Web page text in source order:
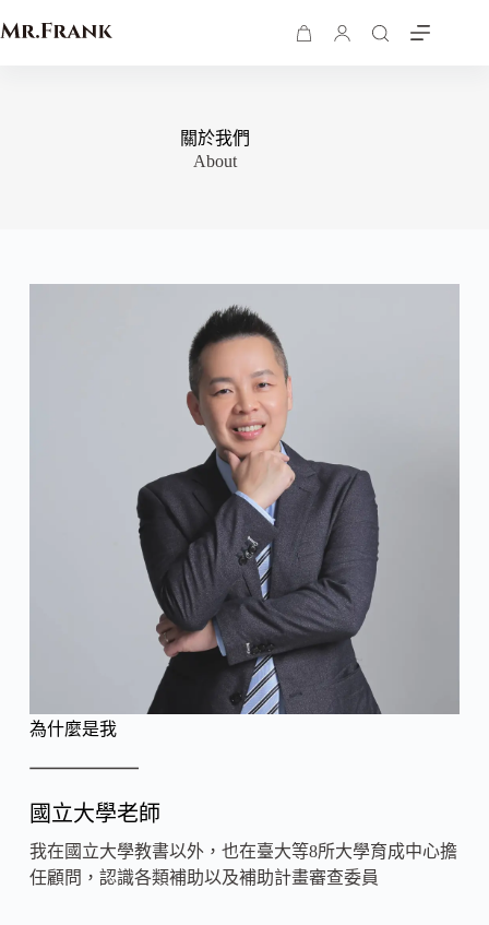
關於我們
About
為什麼是我
國立大學老師
我在國立大學教書以外，也在臺大等8所大學育成中心擔
任顧問，認識各類補助以及補助計畫審查委員